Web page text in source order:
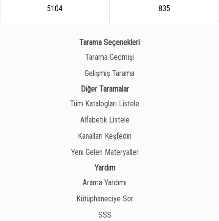
5104 835
Tarama Seçenekleri
Tarama Geçmişi
Gelişmiş Tarama
Diğer Taramalar
Tüm Katalogları Listele
Alfabetik Listele
Kanalları Keşfedin
Yeni Gelen Materyaller
Yardım
Arama Yardımı
Kütüphaneciye Sor
SSS